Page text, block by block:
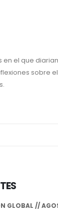
en el que
sobre
GLOBAL //